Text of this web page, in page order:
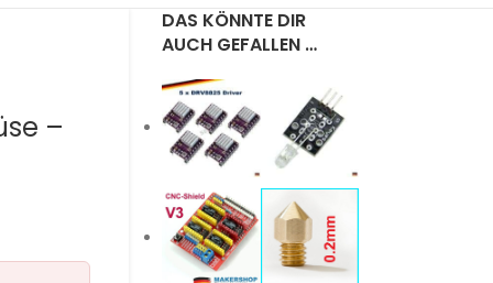
–
DAS KÖNNTE DIR
AUCH GEFALLEN …